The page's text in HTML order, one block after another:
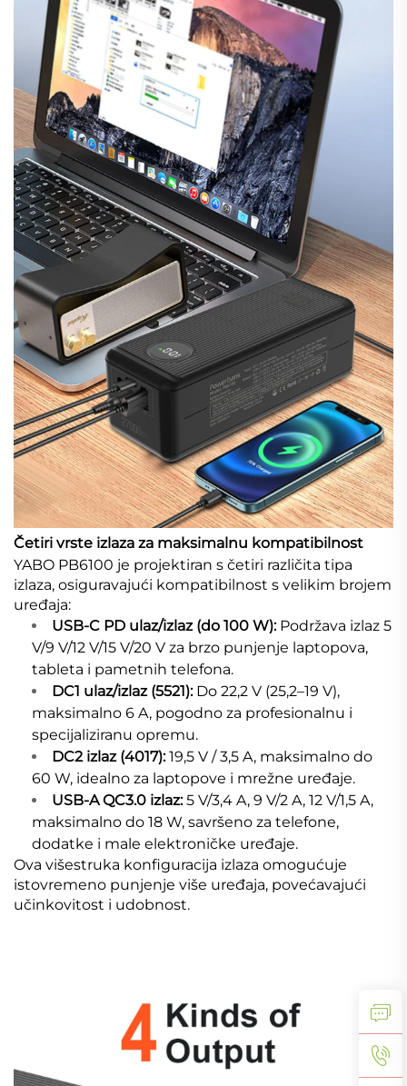
Četiri vrste izlaza za maksimalnu kompatibilnost
YABO PB6100 je projektiran s četiri različita tipa
izlaza, osiguravajući kompatibilnost s velikim brojem
uređaja:
USB-C PD ulaz/izlaz (do 100 W): Podržava izlaz 5
V/9 V/12 V/15 V/20 V za brzo punjenje laptopova,
tableta i pametnih telefona.
DC1 ulaz/izlaz (5521): Do 22,2 V (25,2–19 V),
maksimalno 6 A, pogodno za profesionalnu i
specijaliziranu opremu.
DC2 izlaz (4017):19,5 V / 3,5 A, maksimalno do
60 W, idealno za laptopove i mrežne uređaje.
USB-A QC3.0 izlaz:5 V/3,4 A, 9 V/2 A, 12 V/1,5 A,
maksimalno do 18 W, savršeno za telefone,
dodatke i male elektroničke uređaje.
Ova višestruka konfiguracija izlaza omogućuje
istovremeno punjenje više uređaja, povećavajući
učinkovitost i udobnost.